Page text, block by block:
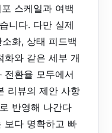
스케일과 여백
니다. 다만 실제
화, 상태 피드백
화와 같은 세부 개
전환율 모두에서
리뷰의 제안 사항
반영해 나간다
보다 명확하고 빠